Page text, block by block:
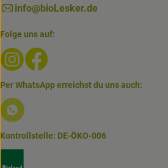
info@bioLesker.de
Folge uns auf:
Externer Link zu https://
Per WhatsApp erreichst du uns auch:
Externer Link zu https://
Kontrollstelle: DE-ÖKO-006